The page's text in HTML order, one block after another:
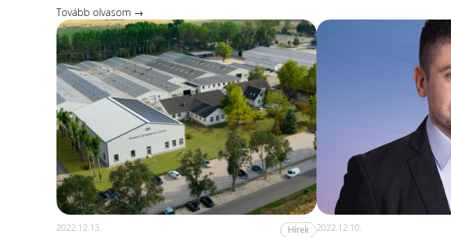
Tovább olvasom →
2022.12.13. Hírek 2022.12.10.